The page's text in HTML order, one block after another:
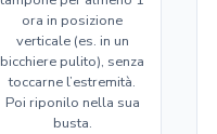
ora in posizione
verticale (es. in un
bicchiere pulito), senza
toccarne l’estremità.
Poi riponilo nella sua
busta.